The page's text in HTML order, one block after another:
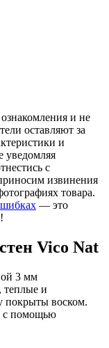
и не
оставляют за
и
уведомляя
с
извинения
товара.
— это
Vico Nat
3 мм
теплые и
покрыты воском.
с помощью